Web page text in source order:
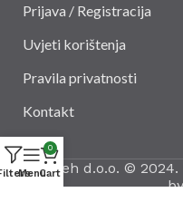
Prijava / Registracija
Uvjeti korištenja
Pravila privatnosti
Kontakt
Amelšeh d.o.o. © 2024.
Menu
0
Cart